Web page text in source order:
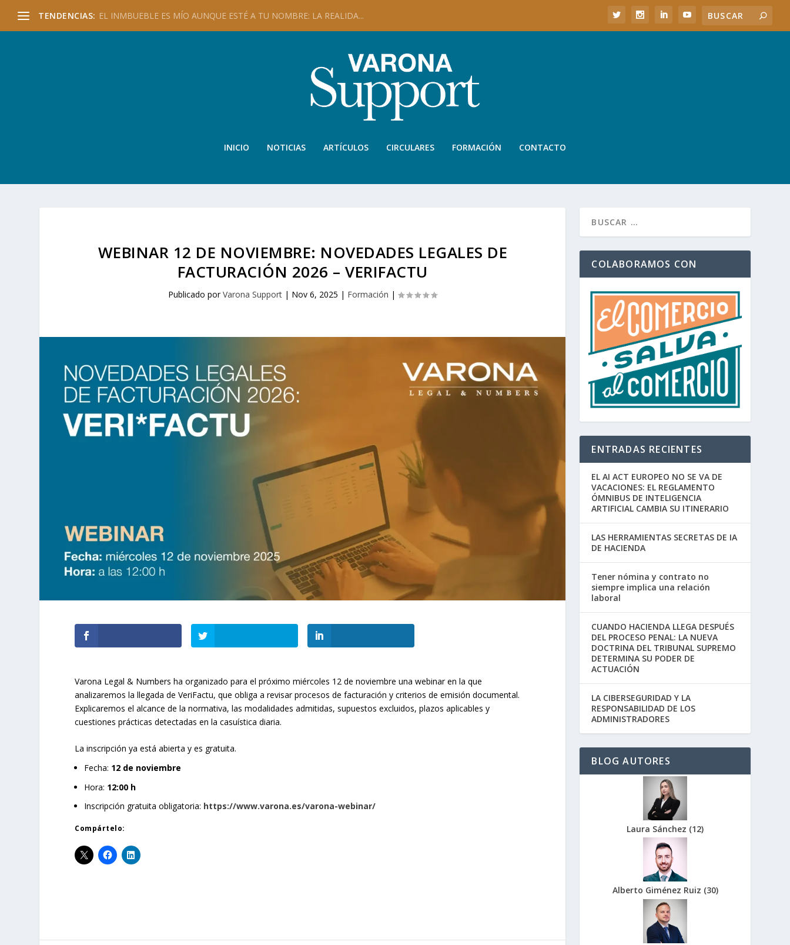
TENDENCIAS: EL INMBUEBLE ES MÍO AUNQUE ESTÉ A TU NOMBRE: LA REALIDA...
INICIO NOTICIAS ARTÍCULOS CIRCULARES FORMACIÓN CONTACTO
WEBINAR 12 DE NOVIEMBRE: NOVEDADES LEGALES DE
FACTURACIÓN 2026 – VERIFACTU
Publicado porVarona Support | Nov 6, 2025 | Formación |
Varona Legal & Numbers ha organizado para el próximo miércoles 12 de noviembre una webinar en la que
analizaremos la llegada de VeriFactu, que obliga a revisar procesos de facturación y criterios de emisión documental.
Explicaremos el alcance de la normativa, las modalidades admitidas, supuestos excluidos, plazos aplicables y
cuestiones prácticas detectadas en la casuística diaria.
La inscripción ya está abierta y es gratuita.
Fecha: 12 de noviembre
Hora: 12:00 h
Inscripción gratuita obligatoria: https://www.varona.es/varona-webinar/
Compártelo:
COLABORAMOS CON
ENTRADAS RECIENTES
EL AI ACT EUROPEO NO SE VA DE
VACACIONES: EL REGLAMENTO
ÓMNIBUS DE INTELIGENCIA
ARTIFICIAL CAMBIA SU ITINERARIO
LAS HERRAMIENTAS SECRETAS DE IA
DE HACIENDA
Tener nómina y contrato no
siempre implica una relación
laboral
CUANDO HACIENDA LLEGA DESPUÉS
DEL PROCESO PENAL: LA NUEVA
DOCTRINA DEL TRIBUNAL SUPREMO
DETERMINA SU PODER DE
ACTUACIÓN
LA CIBERSEGURIDAD Y LA
RESPONSABILIDAD DE LOS
ADMINISTRADORES
BLOG AUTORES
Laura Sánchez (12)
Alberto Giménez Ruiz (30)